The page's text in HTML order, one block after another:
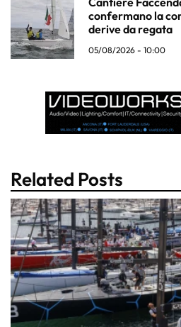
confermano la
derive da regata
05/08/2026 - 10:00
Related Posts